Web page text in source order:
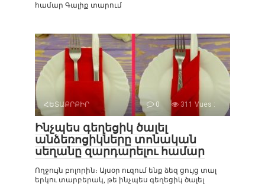
համար Գալիք տարում
ՀԵՏԱՔՐՔԻՐ 0 311 Vues :
Ինչպես գեղեցիկ ծալել
անձեռոցիկները տոնական
սեղանը զարդարելու համար
Ողջույն բոլորին։ Այսօր ուզում ենք ձեզ ցույց տալ
երկու տարբերակ, թե ինչպես գեղեցիկ ծալել